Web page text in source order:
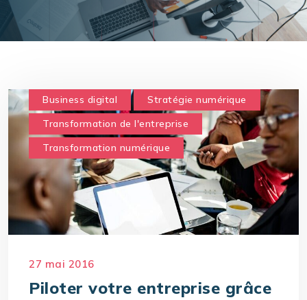
Business digital
Stratégie numérique
Transformation de l'entreprise
Transformation numérique
27 mai 2016
Piloter votre entreprise grâce